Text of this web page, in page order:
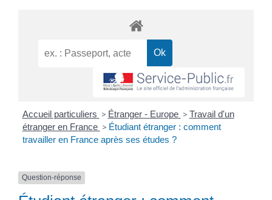
Accueil particuliers > Étranger - Europe > Travail d'un
étranger en France > Étudiant étranger : comment
travailler en France après ses études ?
Question-réponse